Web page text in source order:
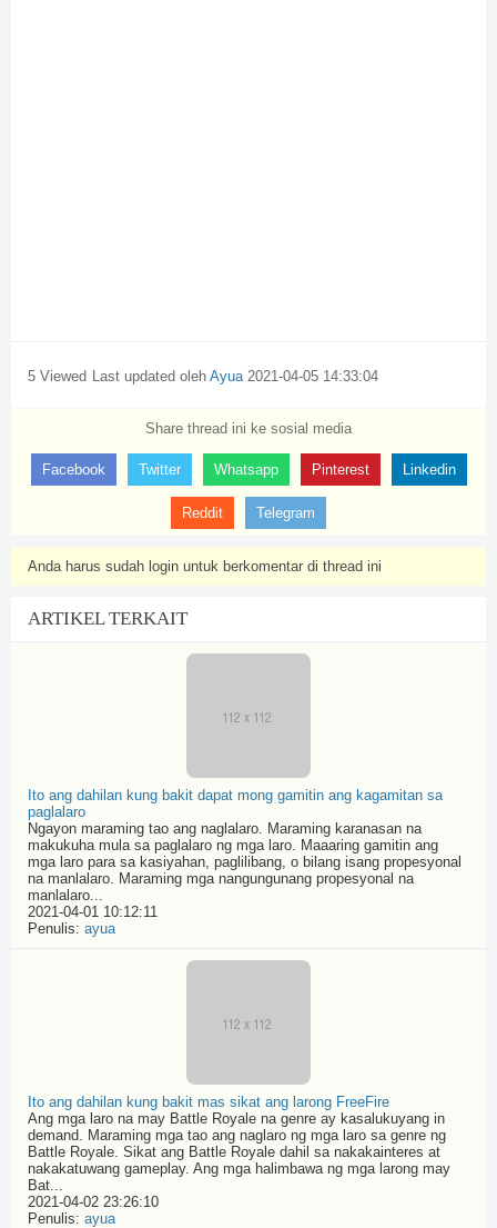
5 Viewed Last updated oleh Ayua 2021-04-05 14:33:04
Share thread ini ke sosial media
Facebook Twitter Whatsapp Pinterest Linkedin
Reddit Telegram
Anda harus sudah login untuk berkomentar di thread ini
ARTIKEL TERKAIT
Ito ang dahilan kung bakit dapat mong gamitin ang kagamitan sa
paglalaro
Ngayon maraming tao ang naglalaro. Maraming karanasan na
makukuha mula sa paglalaro ng mga laro. Maaaring gamitin ang
mga laro para sa kasiyahan, paglilibang, o bilang isang propesyonal
na manlalaro. Maraming mga nangungunang propesyonal na
manlalaro...
2021-04-01 10:12:11
Penulis: ayua
Ito ang dahilan kung bakit mas sikat ang larong FreeFire
Ang mga laro na may Battle Royale na genre ay kasalukuyang in
demand. Maraming mga tao ang naglaro ng mga laro sa genre ng
Battle Royale. Sikat ang Battle Royale dahil sa nakakainteres at
nakakatuwang gameplay. Ang mga halimbawa ng mga larong may
Bat...
2021-04-02 23:26:10
Penulis: ayua